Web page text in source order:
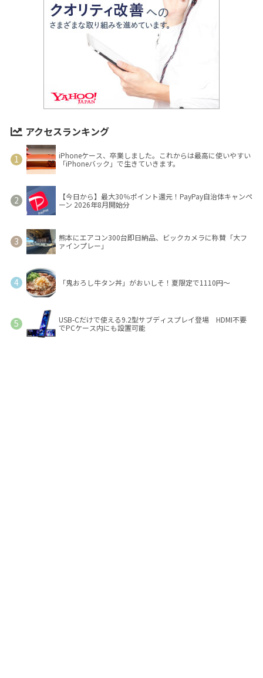
アクセスランキング
iPhoneケース、卒業しました。これからは最高に使いやすい
「iPhoneバック」で生きていきます。
【今日から】最大30％ポイント還元！PayPay自治体キャンペ
ーン 2026年8月開始分
熊本にエアコン300台即日納品、ビックカメラに称賛「大フ
ァインプレー」
「鬼おろし牛タン丼」がおいしそ！夏限定で1110円～
USB-Cだけで使える9.2型サブディスプレイ登場 HDMI不要
でPCケース内にも設置可能